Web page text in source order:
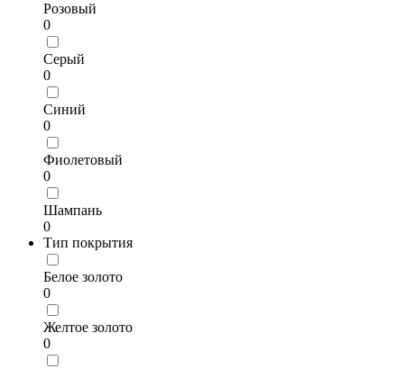
Розовый
0
Серый
0
Синий
0
Фиолетовый
0
Шампань
0
Тип покрытия
Белое золото
0
Желтое золото
0